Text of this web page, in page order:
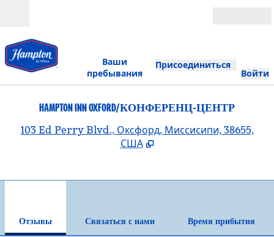
Ваши
пребывания
Присоединиться
Войти
HAMPTON INN OXFORD/КОНФЕРЕНЦ-ЦЕНТР
103 Ed Perry Blvd., Оксфорд, Миссисипи, 38655,
США
Отзывы Связаться с нами
Время прибытия